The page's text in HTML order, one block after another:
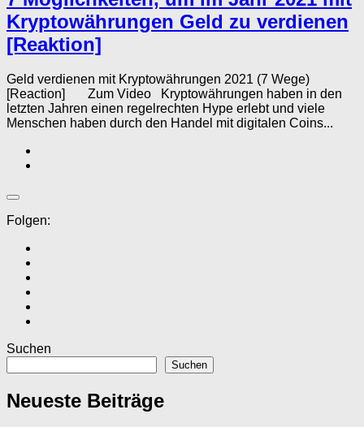
Kryptowährungen Geld zu verdienen
[Reaktion]
Geld verdienen mit Kryptowährungen 2021 (7 Wege)
[Reaction] Zum Video Kryptowährungen haben in den
letzten Jahren einen regelrechten Hype erlebt und viele
Menschen haben durch den Handel mit digitalen Coins...
Folgen:
Suchen
Suchen
Neueste Beiträge